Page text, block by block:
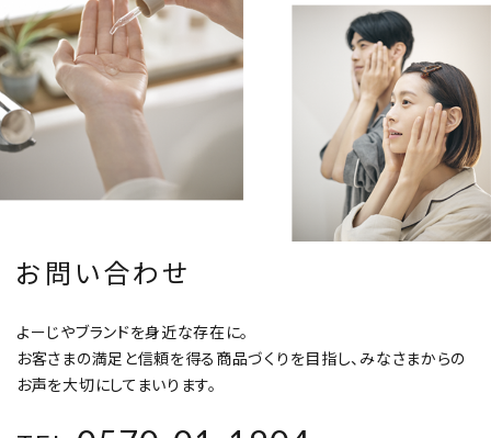
お問い合わせ
よーじやブランドを身近な存在に。
お客さまの満足と信頼を得る商品づくりを目指し、みなさまからの
お声を大切にしてまいります。